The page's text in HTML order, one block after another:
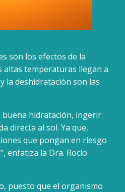
son los efectos de la
altas temperaturas llegan a
la deshidratación son las
buena hidratación, ingerir
directa al sol. Ya que,
que pongan en riesgo
enfatiza la Dra. Rocío
puesto que el organismo